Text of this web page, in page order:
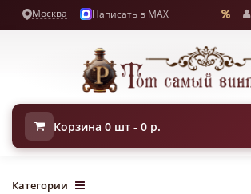
Москва Написать в MAX
Корзина 0 шт - 0 р.
Категории